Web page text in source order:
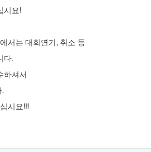
시요!
서는 대회연기, 취소 등
다.
하셔서
시요!!!